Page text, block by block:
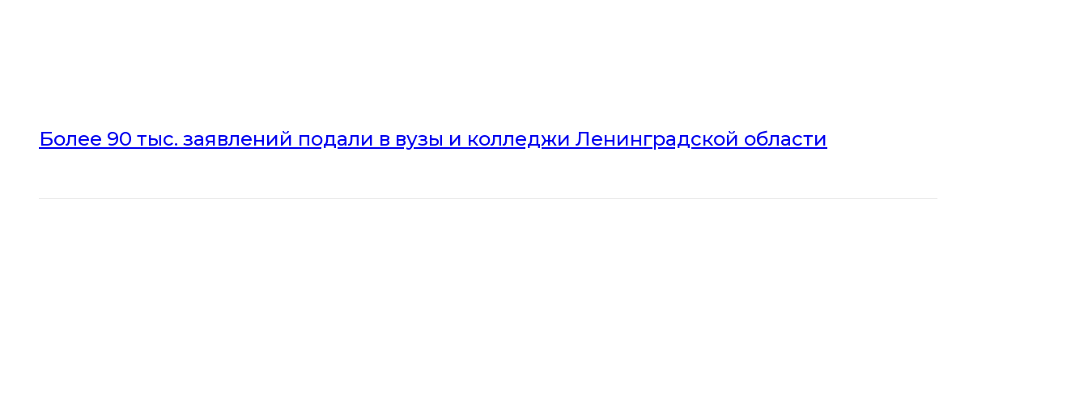
Более 90 тыс. заявлений подали в вузы и колледжи Ленинградской области